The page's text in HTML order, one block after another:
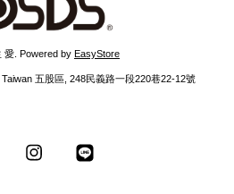
愛. Powered by EasyStore
五股區, 248民義路一段220巷22-12號
Facebook Instagram